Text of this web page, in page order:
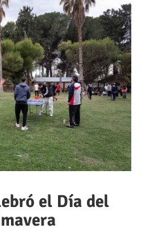
el Día del